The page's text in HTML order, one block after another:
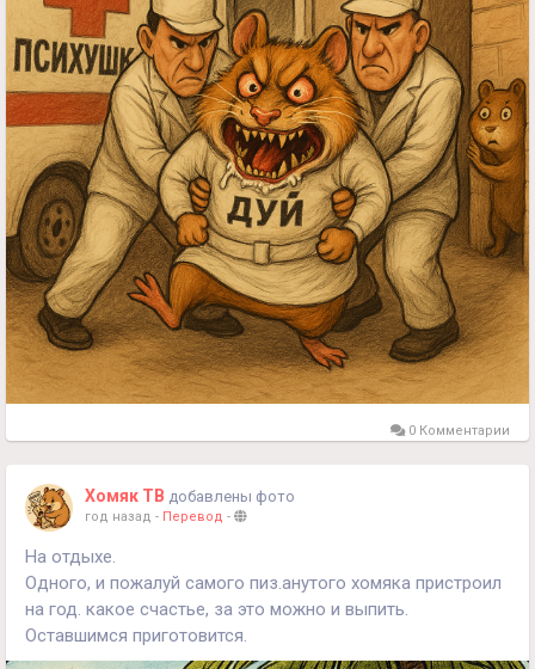
0 Комментарии
Хомяк ТВ добавлены фото
год назад - Перевод -
На отдыхе.
Одного, и пожалуй самого пиз.анутого хомяка пристроил
на год. какое счастье, за это можно и выпить.
Оставшимся приготовится.